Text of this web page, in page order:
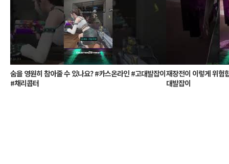
숨을 영원히 참아줄 수 있나요? #카스온라인 #고대발잡이
#채리콥터
재장전이 이렇게 위험
대발잡이